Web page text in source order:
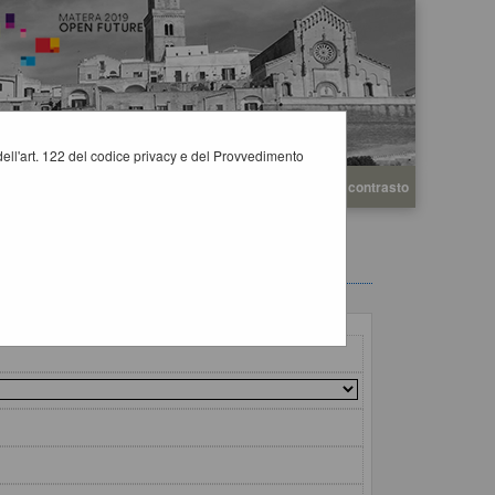
Alto contrasto
122 del codice privacy e del Provvedimento